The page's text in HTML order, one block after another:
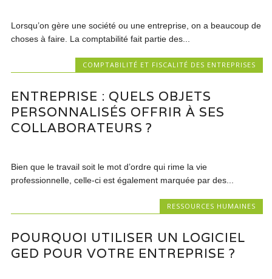
Lorsqu’on gère une société ou une entreprise, on a beaucoup de
choses à faire. La comptabilité fait partie des...
COMPTABILITÉ ET FISCALITÉ DES ENTREPRISES
ENTREPRISE : QUELS OBJETS
PERSONNALISÉS OFFRIR À SES
COLLABORATEURS ?
Bien que le travail soit le mot d’ordre qui rime la vie
professionnelle, celle-ci est également marquée par des...
RESSOURCES HUMAINES
POURQUOI UTILISER UN LOGICIEL
GED POUR VOTRE ENTREPRISE ?